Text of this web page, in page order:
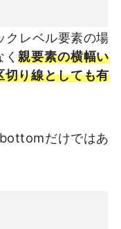
レベル要素の場
く親要素の横幅い
切り線としても有
だけではあ